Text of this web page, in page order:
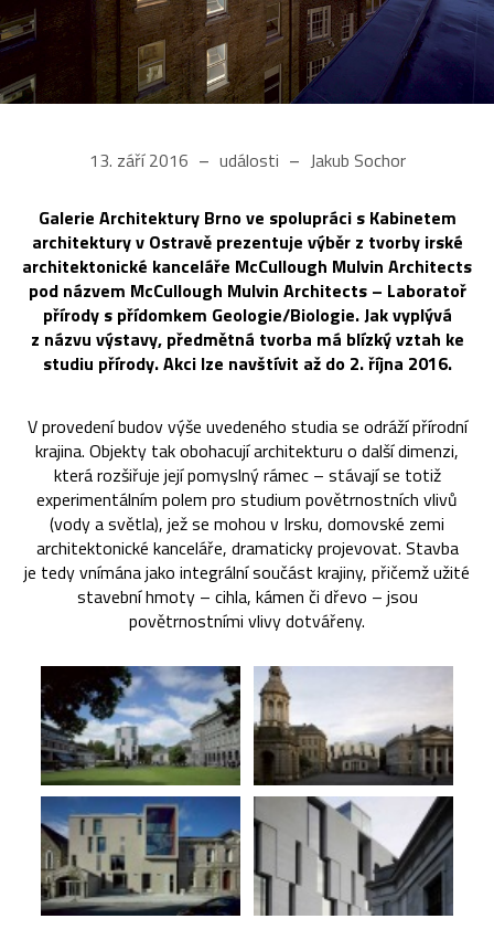
13. září 2016 události Jakub Sochor
Galerie Architektury Brno ve spolupráci s Kabinetem
architektury v Ostravě prezentuje výběr z tvorby irské
architektonické kanceláře McCullough Mulvin Architects
pod názvem McCullough Mulvin Architects – Laboratoř
přírody s přídomkem Geologie/Biologie. Jak vyplývá
z názvu výstavy, předmětná tvorba má blízký vztah ke
studiu přírody. Akci lze navštívit až do 2. října 2016.
V provedení budov výše uvedeného studia se odráží přírodní
krajina. Objekty tak obohacují architekturu o další dimenzi,
která rozšiřuje její pomyslný rámec – stávají se totiž
experimentálním polem pro studium povětrnostních vlivů
(vody a světla), jež se mohou v Irsku, domovské zemi
architektonické kanceláře, dramaticky projevovat. Stavba
je tedy vnímána jako integrální součást krajiny, přičemž užité
stavební hmoty – cihla, kámen či dřevo – jsou
povětrnostními vlivy dotvářeny.